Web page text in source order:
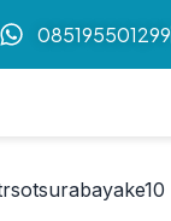
085195501299